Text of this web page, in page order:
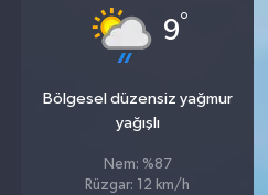
9°
Bölgesel düzensiz yağmur
yağışlı
Nem: %87
Rüzgar: 12 km/h